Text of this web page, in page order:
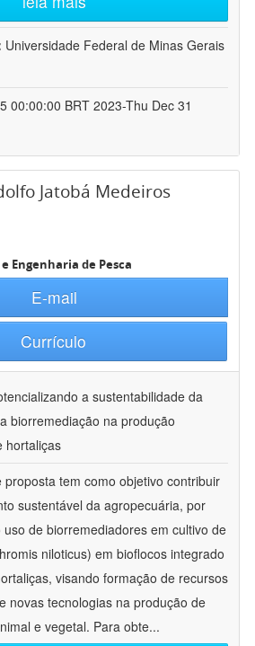
Universidade Federal de Minas Gerais
00:00:00 BRT 2023-Thu Dec 31
Jatobá Medeiros
Engenharia de Pesca
E-mail
Currículo
a sustentabilidade da
biorremediação na produção
hortaliças
proposta tem como objetivo contribuir
sustentável da agropecuária, por
de biorremediadores em cultivo de
niloticus) em bioflocos integrado
visando formação de recursos
novas tecnologias na produção de
e vegetal. Para obte...